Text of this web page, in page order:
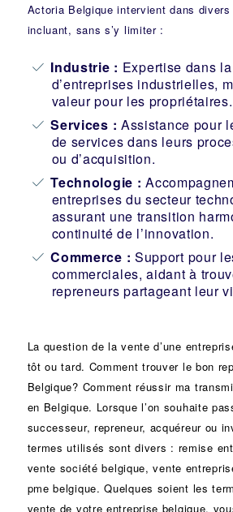
Actoria Belgique intervient dans
incluant, sans s’y limiter :
Industrie : Expertise dans
d’entreprises industrielles,
valeur pour les propriétaires.
Services : Assistance pour
de services dans leurs
ou d’acquisition.
Technologie :
entreprises du secteur
assurant une transition
continuité de l’innovation.
Commerce : Support pour
commerciales, aidant à
repreneurs partageant leur
La question de la vente d’une
tôt ou tard. Comment trouver le bon
Belgique? Comment réussir ma
en Belgique. Lorsque l’on souhaite
successeur, repreneur, acquéreur ou
termes utilisés sont divers : remise
vente société belgique, vente
pme belgique. Quelques soient les
vente de votre entreprise belgique,